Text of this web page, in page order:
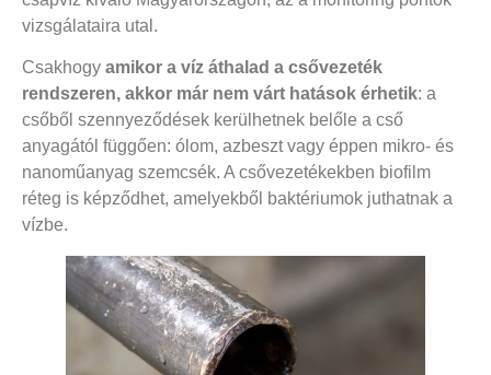
vizsgálataira utal.
Csakhogy amikor a víz áthalad a csővezeték
rendszeren, akkor már nem várt hatások érhetik: a
csőből szennyeződések kerülhetnek belőle a cső
anyagától függően: ólom, azbeszt vagy éppen mikro- és
nanoműanyag szemcsék. A csővezetékekben biofilm
réteg is képződhet, amelyekből baktériumok juthatnak a
vízbe.